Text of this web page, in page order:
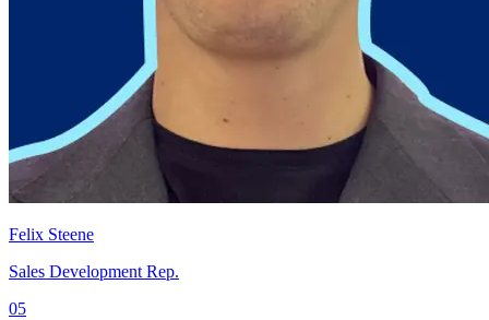
Felix Steene
Sales Development Rep.
05